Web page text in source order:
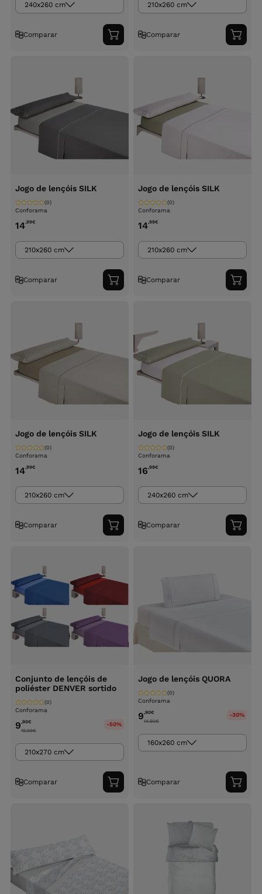
240x260 cm
Comparar
Adicionar
ao
210x260 cm
Comparar
ao
Jogo de lençóis SILK
Conforama
(0)
14,99€
210x260 cm
Comparar
Adicionar
ao
Jogo de lençóis SILK
Conforama
(0)
14,99€
210x260 cm
Comparar
ao
Jogo de lençóis SILK
Conforama
(0)
14,99€
210x260 cm
Comparar
Adicionar
ao
Jogo de lençóis SILK
Conforama
(0)
16,99€
240x260 cm
Comparar
ao
Conjunto de lençóis de
poliéster DENVER sortido
Conforama
(0)
9,90€
19.99€
-50%
210x270 cm
Comparar
Adicionar
ao
Jogo de lençóis QUORA
Conforama
(0)
9,90€
14.90€
-30%
160x260 cm
Comparar
ao